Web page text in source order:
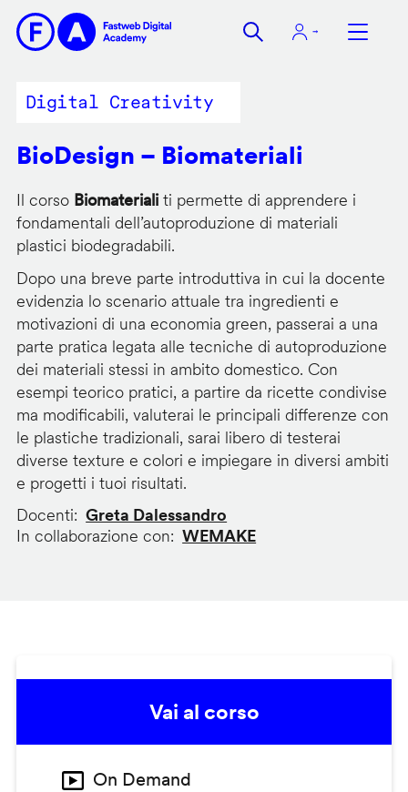
contenuto
Digital Creativity
BioDesign – Biomateriali
Il corso Biomaterialiti permette di apprendere i
fondamentali dell’autoproduzione di materiali
plastici biodegradabili.
Dopo una breve parte introduttiva in cui la docente
evidenzia lo scenario attuale tra ingredienti e
motivazioni di una economia green, passerai a una
parte pratica legata alle tecniche di autoproduzione
dei materiali stessi in ambito domestico. Con
esempi teorico pratici, a partire da ricette condivise
ma modificabili, valuterai le principali differenze con
le plastiche tradizionali, sarai libero di testerai
diverse texture e colori e impiegare in diversi ambiti
e progetti i tuoi risultati.
Docenti
Greta Dalessandro
In collaborazione con
WEMAKE
Vai al corso
On Demand